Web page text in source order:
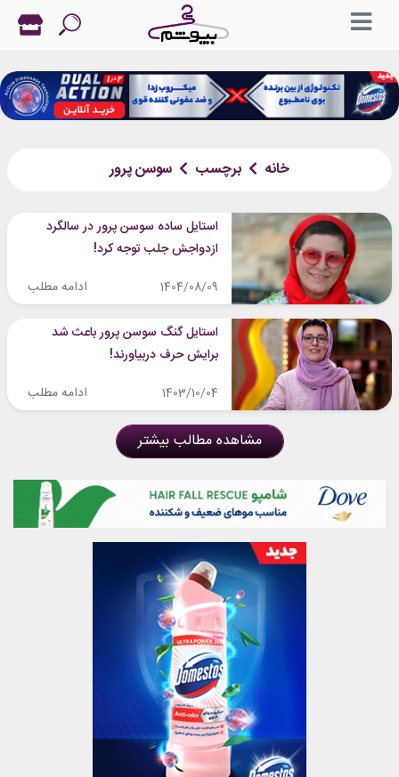
خانه برچسب سوسن پرور
استایل ساده سوسن پرور در سالگرد
ازدواجش جلب توجه کرد!
1404/08/09 ادامه مطلب
استایل گنگ سوسن پرور باعث شد
برایش حرف دربیاورند!
1403/10/04 ادامه مطلب
مشاهده مطالب بیشتر